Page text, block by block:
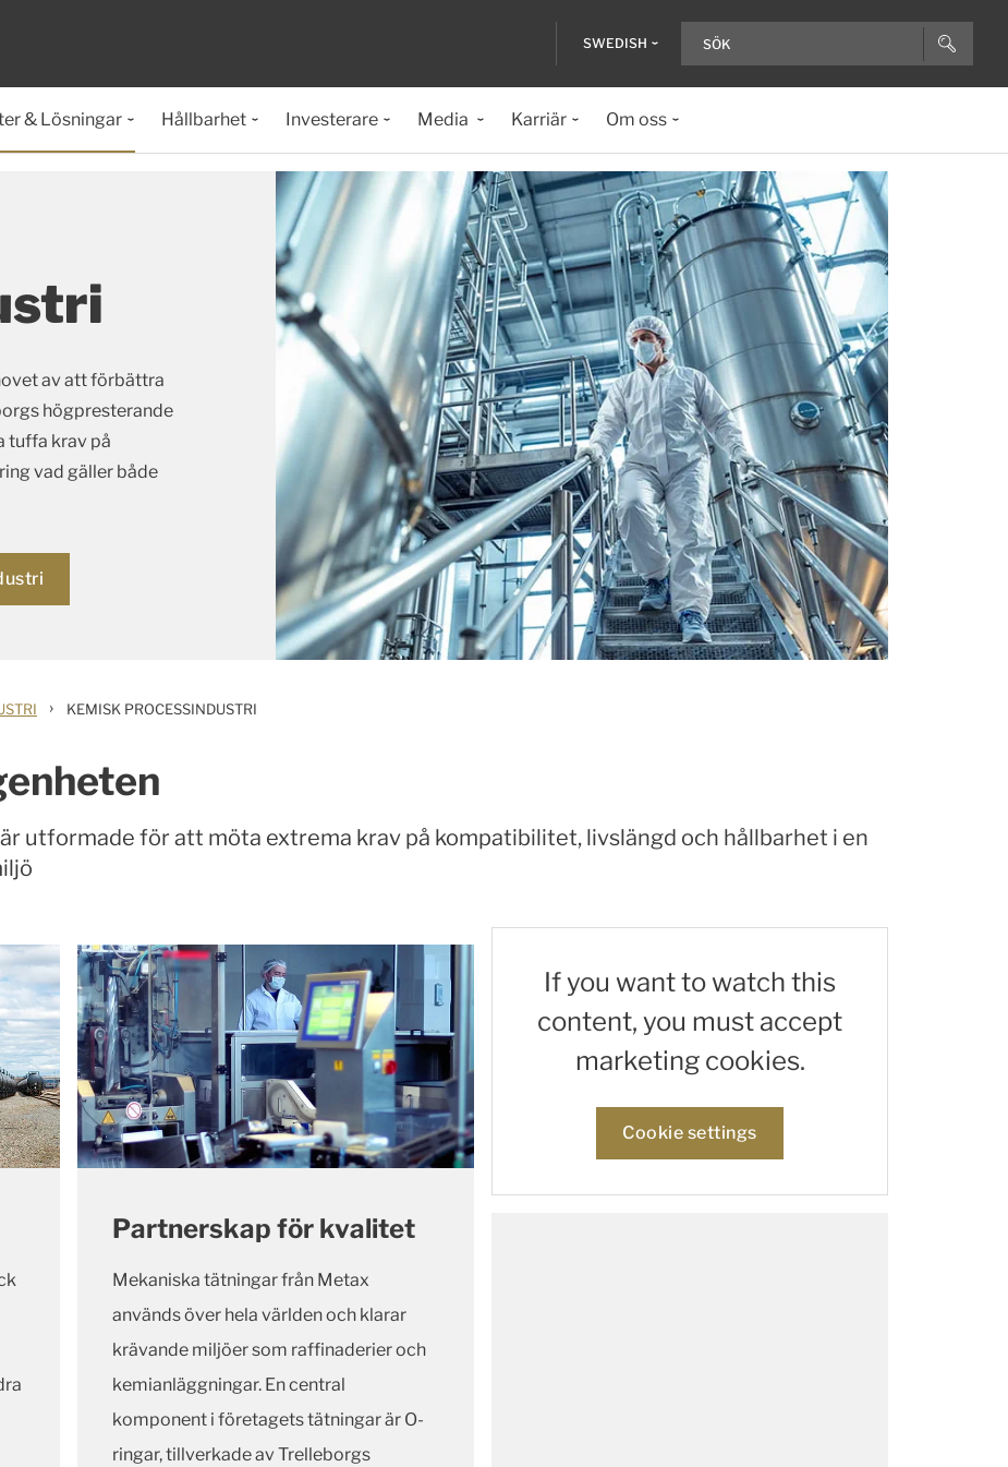
SWEDISH
& Lösningar Hållbarhet Investerare Media Karriär Om oss
av att förbättra
högpresterande
tuffa krav på
vad gäller både
› KEMISK PROCESSINDUSTRI
utformade för att möta extrema krav på kompatibilitet, livslängd och hållbarhet i en
Partnerskap för kvalitet
Mekaniska tätningar från Metax
används över hela världen och klarar
krävande miljöer som raffinaderier och
kemianläggningar. En central
komponent i företagets tätningar är O-
ringar, tillverkade av Trelleborgs
If you want to watch this
content, you must accept
marketing cookies.
Cookie settings